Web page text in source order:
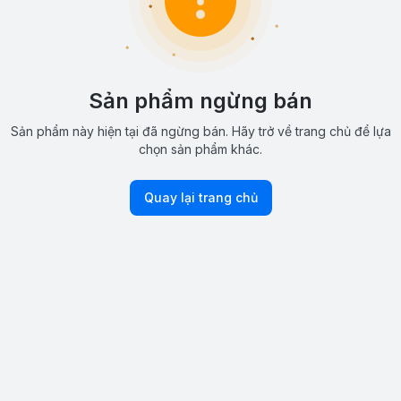
Sản phẩm ngừng bán
Sản phẩm này hiện tại đã ngừng bán. Hãy trở về trang chủ để lựa
chọn sản phẩm khác.
Quay lại trang chủ